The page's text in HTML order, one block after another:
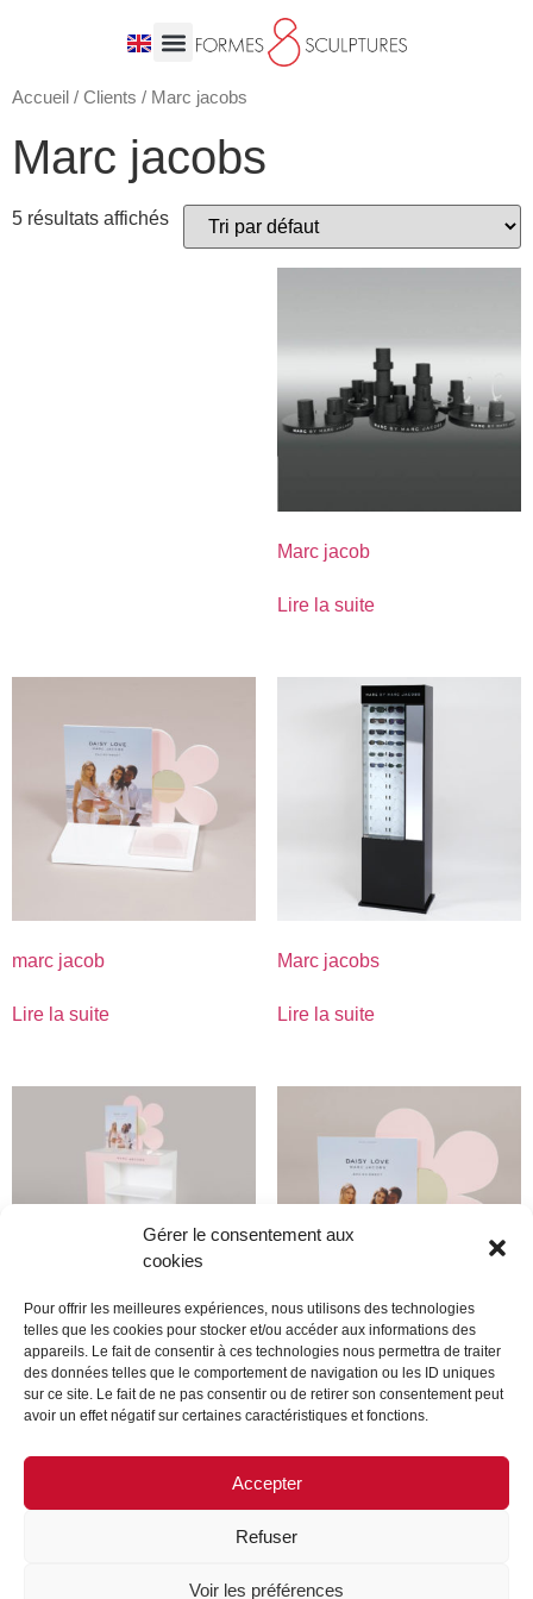
Gérer le consentement aux
cookies
Pour offrir les meilleures expériences, nous utilisons des technologies
telles que les cookies pour stocker et/ou accéder aux informations des
appareils. Le fait de consentir à ces technologies nous permettra de traiter
des données telles que le comportement de navigation ou les ID uniques
sur ce site. Le fait de ne pas consentir ou de retirer son consentement peut
avoir un effet négatif sur certaines caractéristiques et fonctions.
Accepter
Refuser
Voir les préférences
Accueil / Clients / Marc jacobs
Marc jacobs
5 résultats affichés
Marc jacob
Lire la suite
marc jacob
Lire la suite
Marc jacobs
Lire la suite
marc jacobs
Lire la suite
marc jacobs
Lire la suite